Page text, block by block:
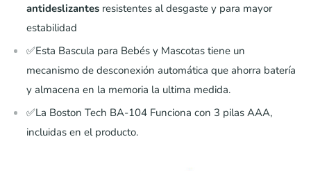
antideslizantes resistentes al desgaste y para mayor
estabilidad
✅Esta Bascula para Bebés y Mascotas tiene un
mecanismo de desconexión automática que ahorra batería
y almacena en la memoria la ultima medida.
✅La Boston Tech BA-104 Funciona con 3 pilas AAA,
incluidas en el producto.